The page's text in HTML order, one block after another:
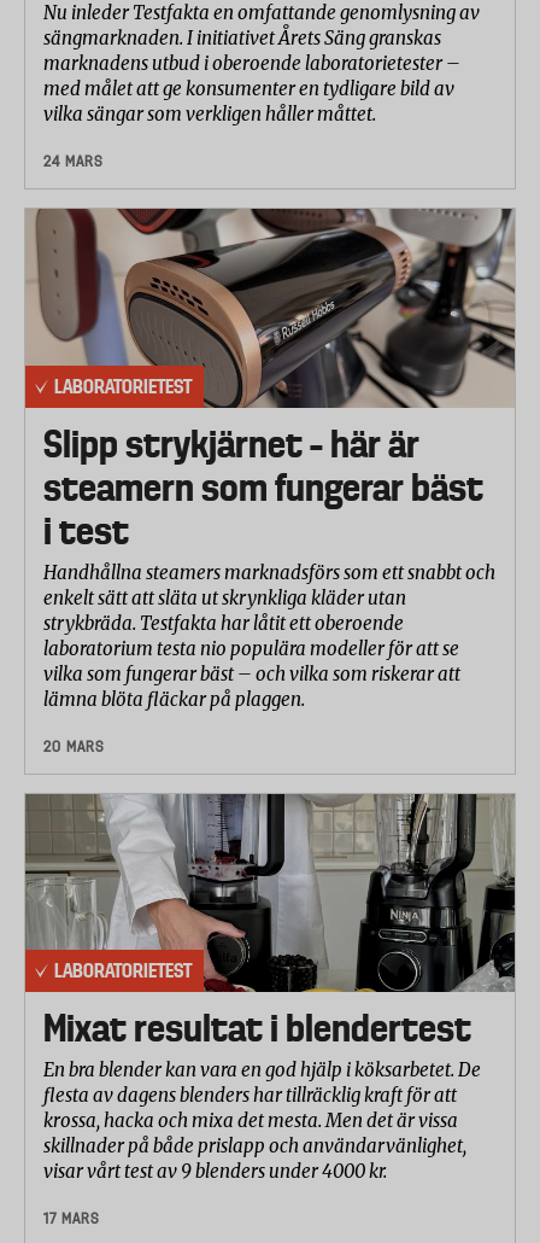
Nu inleder Testfakta en omfattande genomlysning av
sängmarknaden. I initiativet Årets Säng granskas
marknadens utbud i oberoende laboratorietester –
med målet att ge konsumenter en tydligare bild av
vilka sängar som verkligen håller måttet.
24 MARS
LABORATORIETEST
Slipp strykjärnet – här är
steamern som fungerar bäst
i test
Handhållna steamers marknadsförs som ett snabbt och
enkelt sätt att släta ut skrynkliga kläder utan
strykbräda. Testfakta har låtit ett oberoende
laboratorium testa nio populära modeller för att se
vilka som fungerar bäst – och vilka som riskerar att
lämna blöta fläckar på plaggen.
20 MARS
LABORATORIETEST
Mixat resultat i blendertest
En bra blender kan vara en god hjälp i köksarbetet. De
flesta av dagens blenders har tillräcklig kraft för att
krossa, hacka och mixa det mesta. Men det är vissa
skillnader på både prislapp och användarvänlighet,
visar vårt test av 9 blenders under 4000 kr.
17 MARS